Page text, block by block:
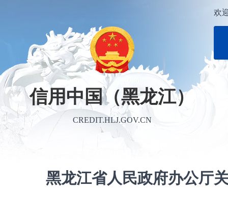
信用中国（黑龙江）
CREDIT.HLJ.GOV.CN
欢
黑龙江省人民政府办公厅